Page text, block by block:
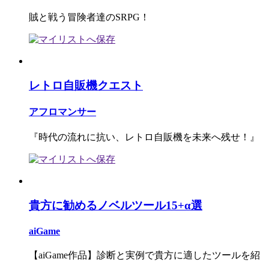
賊と戦う冒険者達のSRPG！
レトロ自販機クエスト
アフロマンサー
『時代の流れに抗い、レトロ自販機を未来へ残せ！』
貴方に勧めるノベルツール15+α選
aiGame
【aiGame作品】診断と実例で貴方に適したツールを紹